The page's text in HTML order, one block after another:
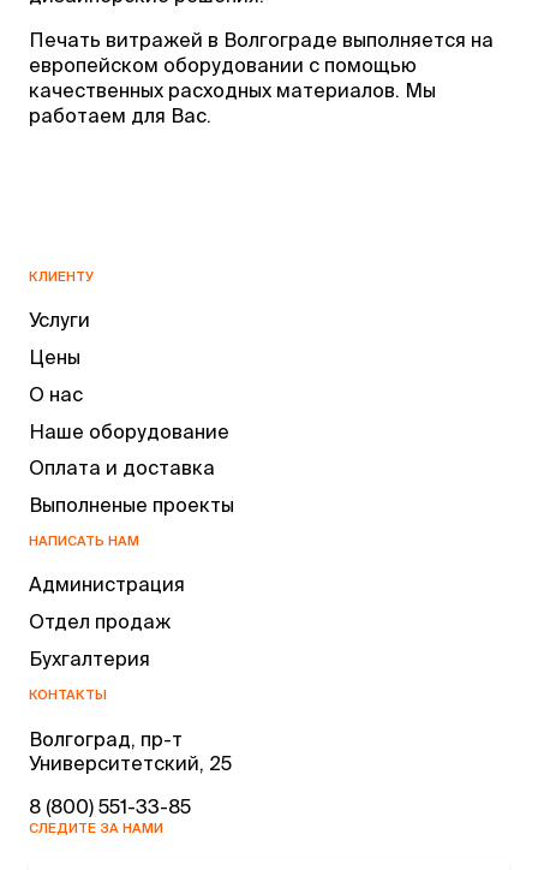
Печать витражей в Волгограде выполняется на
европейском оборудовании с помощью
качественных расходных материалов. Мы
работаем для Вас.
КЛИЕНТУ
Услуги
Цены
О нас
Наше оборудование
Оплата и доставка
Выполненые проекты
НАПИСАТЬ НАМ
Администрация
Отдел продаж
Бухгалтерия
КОНТАКТЫ
Волгоград, пр-т
Университетский, 25
8 (800) 551-33-85
СЛЕДИТЕ ЗА НАМИ